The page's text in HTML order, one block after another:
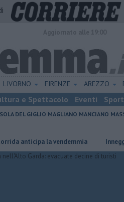
LIVORNO FIRENZE AREZZO
e Spettacolo Eventi Sport
DEL GIGLIO MAGLIANO MANCIANO
la vendemmia Inneggiava